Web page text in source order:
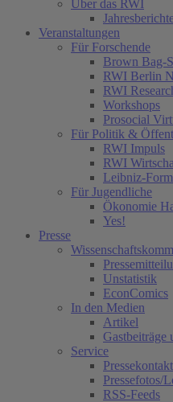
Über das RWI
Veranstaltungen
Für Forschende
Brown Bag-
RWI Berlin
RWI
Workshops
Prosocial
Für Politik &
RWI Impuls
RWI
Leibniz-
Für Jugendliche
Ökonomie
Yes!
Presse
Unstatistik
EconComics
In den Medien
Artikel
Gastbeiträge
Service
Pressekontakt
Pressefotos/
RSS-Feeds